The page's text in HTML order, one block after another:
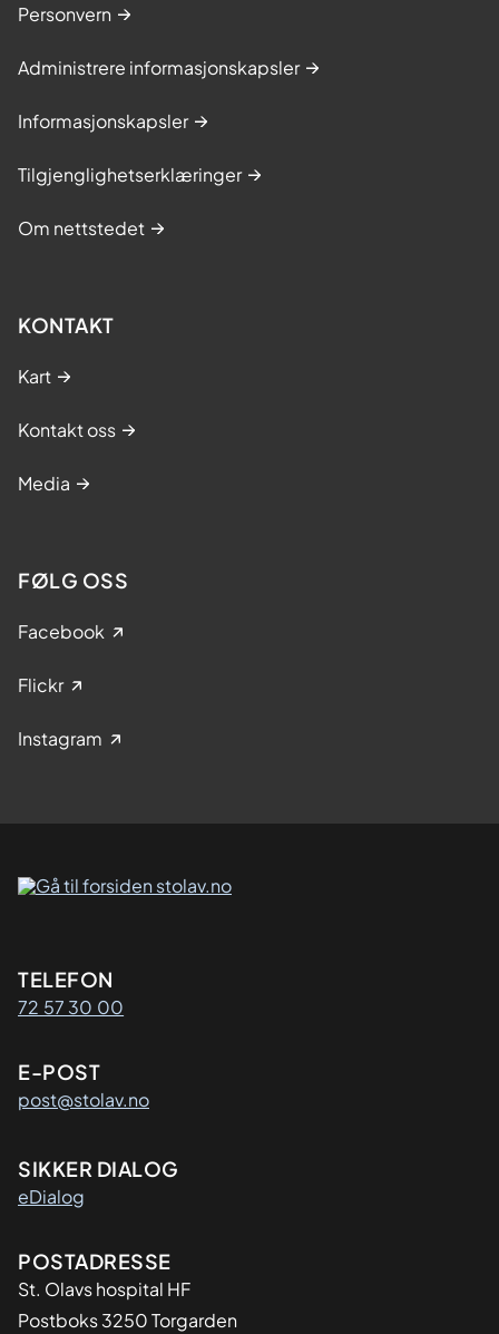
Personvern
Administrere informasjonskapsler
Informasjonskapsler
Tilgjenglighetserklæringer
Om nettstedet
KONTAKT
Kart
Kontakt oss
Media
FØLG OSS
Facebook
Flickr
Instagram
Kontaktinformasjon
TELEFON
72 57 30 00
E-POST
post@stolav.no
SIKKER DIALOG
eDialog
Adresse
POSTADRESSE
St. Olavs hospital HF
Postboks 3250 Torgarden